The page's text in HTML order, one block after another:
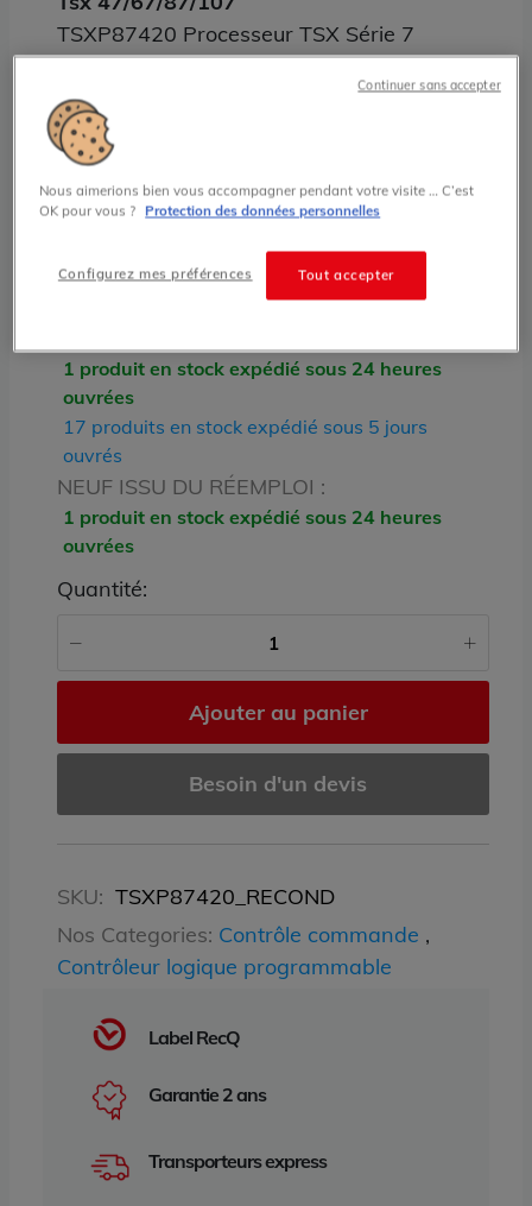
TSXP87420 Processeur TSX Série 7
Schneider Telemecanique
1,335.00 € HT prix tarif
État
1 produit en stock expédié sous 24 heures
ouvrées
17 produits en stock expédié sous 5 jours
ouvrés
NEUF ISSU DU RÉEMPLOI :
1 produit en stock expédié sous 24 heures
ouvrées
Quantité:
Ajouter au panier
Besoin d'un devis
SKU: TSXP87420_RECOND
Nos Categories: Contrôle commande ,
Contrôleur logique programmable
Label RecQ
Garantie 2 ans
Transporteurs express
Nous aimerions bien vous accompagner pendant votre visite … C’est
OK pour vous ? Protection des données personnelles
Tout accepter
Configurez mes préférences
Continuer sans accepter